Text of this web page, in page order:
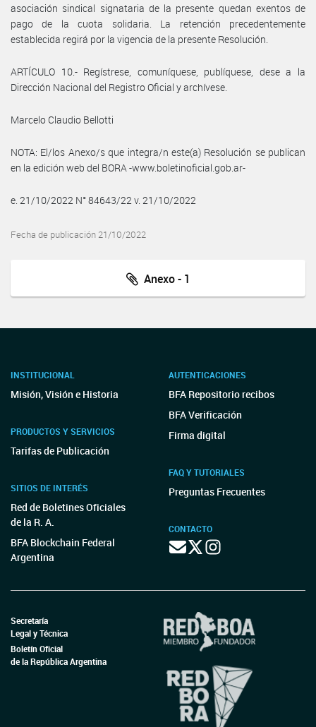
asociación sindical signataria de la presente quedan exentos de
pago de la cuota solidaria. La retención precedentemente
establecida regirá por la vigencia de la presente Resolución.
ARTÍCULO 10.- Regístrese, comuníquese, publíquese, dese a la
Dirección Nacional del Registro Oficial y archívese.
Marcelo Claudio Bellotti
NOTA: El/los Anexo/s que integra/n este(a) Resolución se publican
en la edición web del BORA -www.boletinoficial.gob.ar-
e. 21/10/2022 N° 84643/22 v. 21/10/2022
Fecha de publicación 21/10/2022
Anexo - 1
INSTITUCIONAL
Misión, Visión e Historia
PRODUCTOS Y SERVICIOS
Tarifas de Publicación
SITIOS DE INTERÉS
Red de Boletines Oficiales
de la R. A.
BFA Blockchain Federal
Argentina
AUTENTICACIONES
BFA Repositorio recibos
BFA Verificación
Firma digital
FAQ Y TUTORIALES
Preguntas Frecuentes
CONTACTO
Secretaría
Legal y Técnica
Boletín Oficial
de la República Argentina